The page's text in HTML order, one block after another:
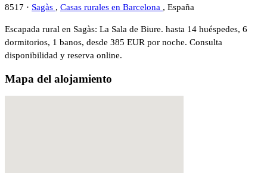
8517 · Sagàs , Casas rurales en Barcelona , España
Escapada rural en Sagàs: La Sala de Biure. hasta 14 huéspedes, 6
dormitorios, 1 banos, desde 385 EUR por noche. Consulta
disponibilidad y reserva online.
Mapa del alojamiento